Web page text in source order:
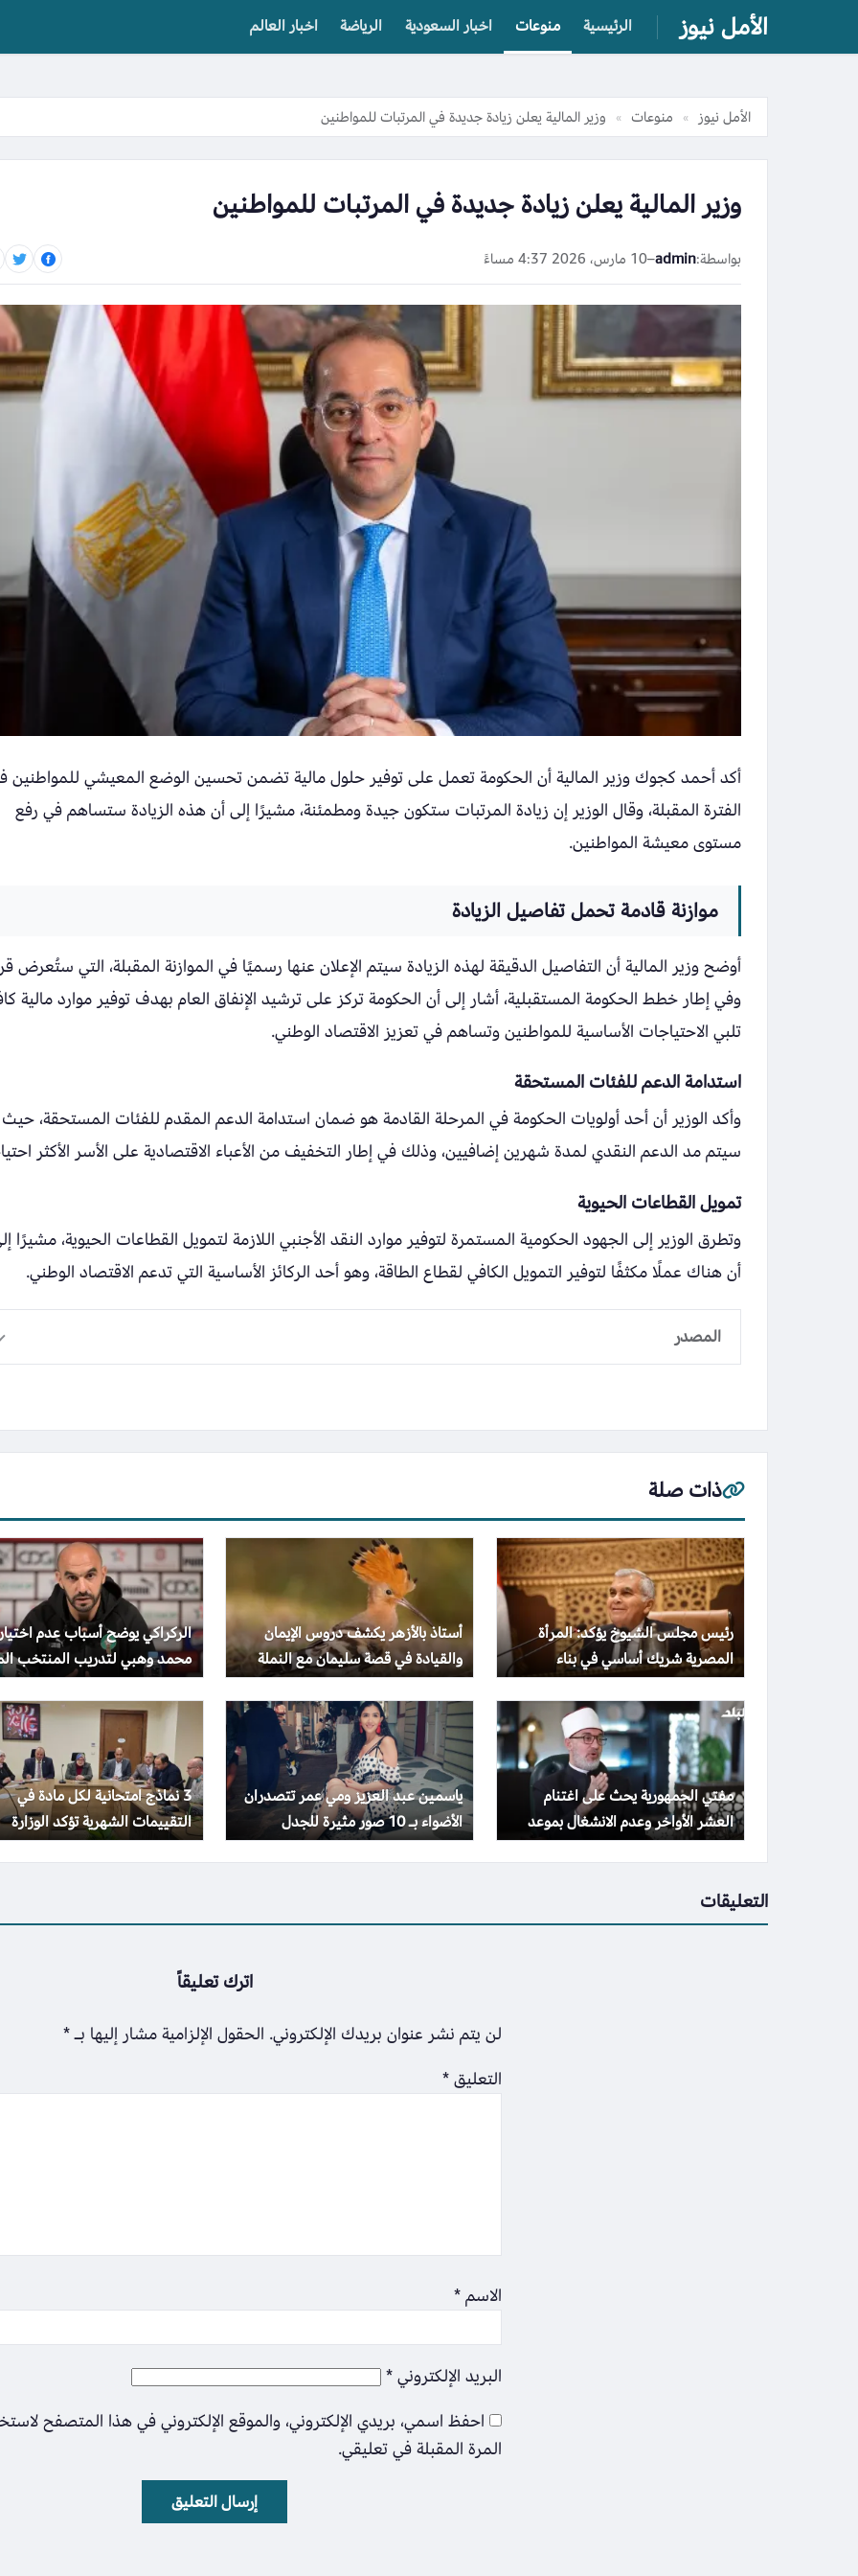
الأمل نيوز الرئيسية منوعات اخبار السعودية الرياضة اخبار العالم
الأمل نيوز » منوعات » وزير المالية يعلن زيادة جديدة في المرتبات للمواطنين
وزير المالية يعلن زيادة جديدة في المرتبات للمواطنين
بواسطة:admin
–10 مارس، 2026 4:37 مساءً
أكد أحمد كجوك وزير المالية أن الحكومة تعمل على توفير حلول مالية تضمن تحسين الوضع المعيشي للمواطنين
الفترة المقبلة، وقال الوزير إن زيادة المرتبات ستكون جيدة ومطمئنة، مشيرًا إلى أن هذه الزيادة ستساهم في رفع
مستوى معيشة المواطنين.
موازنة قادمة تحمل تفاصيل الزيادة
أوضح وزير المالية أن التفاصيل الدقيقة لهذه الزيادة سيتم الإعلان عنها رسميًا في الموازنة المقبلة، التي ستُعرض
وفي إطار خطط الحكومة المستقبلية، أشار إلى أن الحكومة تركز على ترشيد الإنفاق العام بهدف توفير موارد مالية
تلبي الاحتياجات الأساسية للمواطنين وتساهم في تعزيز الاقتصاد الوطني.
استدامة الدعم للفئات المستحقة
وأكد الوزير أن أحد أولويات الحكومة في المرحلة القادمة هو ضمان استدامة الدعم المقدم للفئات المستحقة، حيث
سيتم مد الدعم النقدي لمدة شهرين إضافيين، وذلك في إطار التخفيف من الأعباء الاقتصادية على الأسر الأكثر
تمويل القطاعات الحيوية
وتطرق الوزير إلى الجهود الحكومية المستمرة لتوفير موارد النقد الأجنبي اللازمة لتمويل القطاعات الحيوية، مشيرًا
أن هناك عملًا مكثفًا لتوفير التمويل الكافي لقطاع الطاقة، وهو أحد الركائز الأساسية التي تدعم الاقتصاد الوطني.
المصدر
ذات صلة
رئيس مجلس الشيوخ يؤكد: المرأة
المصرية شريك أساسي في بناء
المجتمع وتحقيق التنمية الشاملة
أستاذ بالأزهر يكشف دروس الإيمان
والقيادة في قصة سليمان مع النملة
والهدهد
الركراكي يوضح أسباب عدم
محمد وهبي لتدريب المنتخب
مفتي الجمهورية يحث على اغتنام
العشر الأواخر وعدم الانشغال بموعد
ليلة القدر
ياسمين عبد العزيز ومي عمر تتصدران
الأضواء بـ 10 صور مثيرة للجدل
3 نماذج امتحانية لكل مادة في
التقييمات الشهرية تؤكد الوزارة
إجراؤها في موعدها
التعليقات
اترك تعليقاً
لن يتم نشر عنوان بريدك الإلكتروني. الحقول الإلزامية مشار إليها بـ*
التعليق*
الاسم*
البريد الإلكتروني*
احفظ اسمي، بريدي الإلكتروني، والموقع الإلكتروني في هذا المتصفح
المرة المقبلة في تعليقي.